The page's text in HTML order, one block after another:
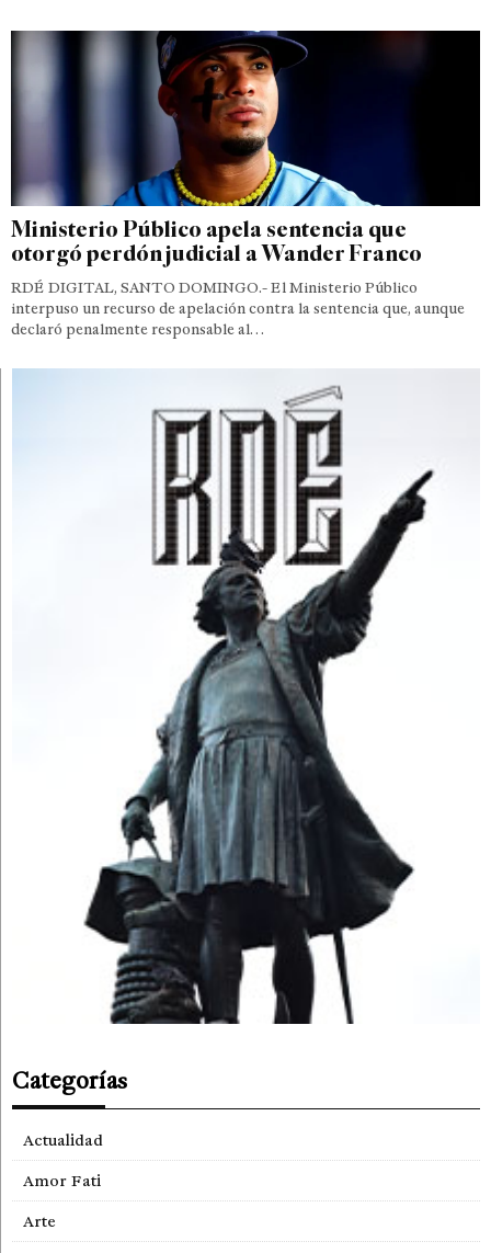
Ministerio Público apela sentencia que
otorgó perdón judicial a Wander Franco
RDÉ DIGITAL, SANTO DOMINGO.- El Ministerio Público
interpuso un recurso de apelación contra la sentencia que, aunque
declaró penalmente responsable al…
Categorías
Actualidad
Amor Fati
Arte